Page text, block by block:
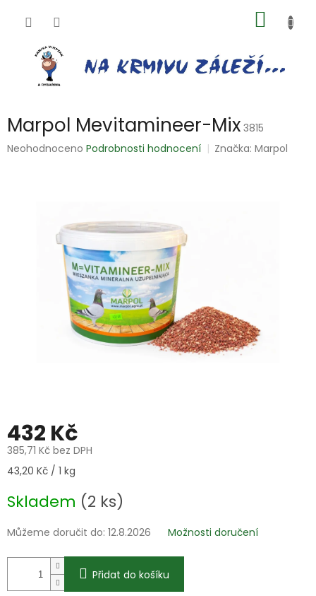
KOŠÍK
Marpol Mevitamineer-Mix 3815
Průměrné
hvězdiček.
Neohodnoceno Podrobnosti hodnocení Značka:Marpol
432 Kč
385,71 Kč bez DPH
Měrná
43,20 Kč / 1 kg
Skladem (2 ks)
Můžeme doručit do: 12.8.2026 Možnosti doručení
Přidat do košíku